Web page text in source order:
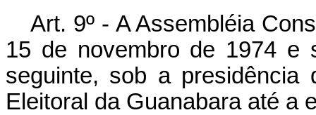
Art. 9º - A Assembléia
15 de novembro de 1974 e
seguinte, sob a presidência
Eleitoral da Guanabara até a